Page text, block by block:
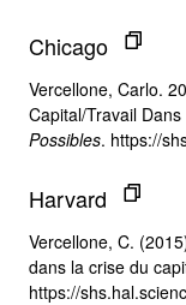
Chicago
Vercellone, Carlo.
Capital/Travail
Possibles. https://
Harvard
Vercellone, C.
dans la crise du
https://